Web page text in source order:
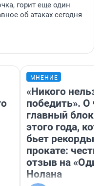
горит еще один
об атаках сегодня
МНЕНИЕ
«Никого нельзя
победить». О
главный
этого года,
бьет рекорды в
прокате:
отзыв на
Нолана